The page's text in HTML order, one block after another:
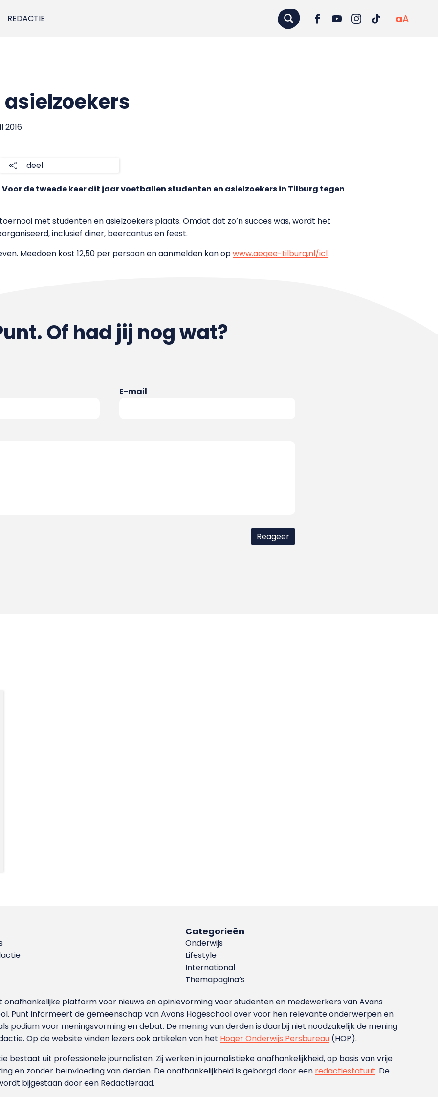
REDACTIE aA
2016
deel
de tweede keer dit jaar voetballen studenten en asielzoekers in Tilburg tegen
met studenten en asielzoekers plaats. Omdat dat zo’n succes was, wordt het
inclusief diner, beercantus en feest.
Meedoen kost 12,50 per persoon en aanmelden kan opwww.aegee-tilburg.nl/icl.
Of had jij nog wat?
E-mail
Categorieën
Onderwijs
Lifestyle
International
Themapagina’s
onafhankelijke platform voor nieuws en opinievorming voor studenten en medewerkers van Avans
Punt informeert de gemeenschap van Avans Hogeschool over voor hen relevante onderwerpen en
podium voor meningsvorming en debat. De mening van derden is daarbij niet noodzakelijk de mening
Op de website vinden lezers ook artikelen van het Hoger Onderwijs Persbureau (HOP).
bestaat uit professionele journalisten. Zij werken in journalistieke onafhankelijkheid, op basis van vrije
en zonder beïnvloeding van derden. De onafhankelijkheid is geborgd door een redactiestatuut. De
bijgestaan door een Redactieraad.